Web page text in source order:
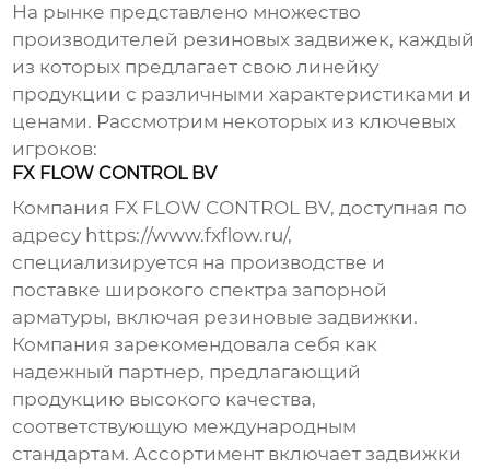
На рынке представлено множество
производителей резиновых задвижек, каждый
из которых предлагает свою линейку
продукции с различными характеристиками и
ценами. Рассмотрим некоторых из ключевых
игроков:
FX FLOW CONTROL BV
Компания FX FLOW CONTROL BV, доступная по
адресу https://www.fxflow.ru/,
специализируется на производстве и
поставке широкого спектра запорной
арматуры, включая резиновые задвижки.
Компания зарекомендовала себя как
надежный партнер, предлагающий
продукцию высокого качества,
соответствующую международным
стандартам. Ассортимент включает задвижки